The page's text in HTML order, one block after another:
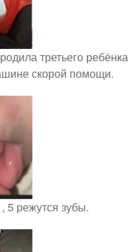
третьего ребёнка
скорой помощи.
5 режутся зубы.